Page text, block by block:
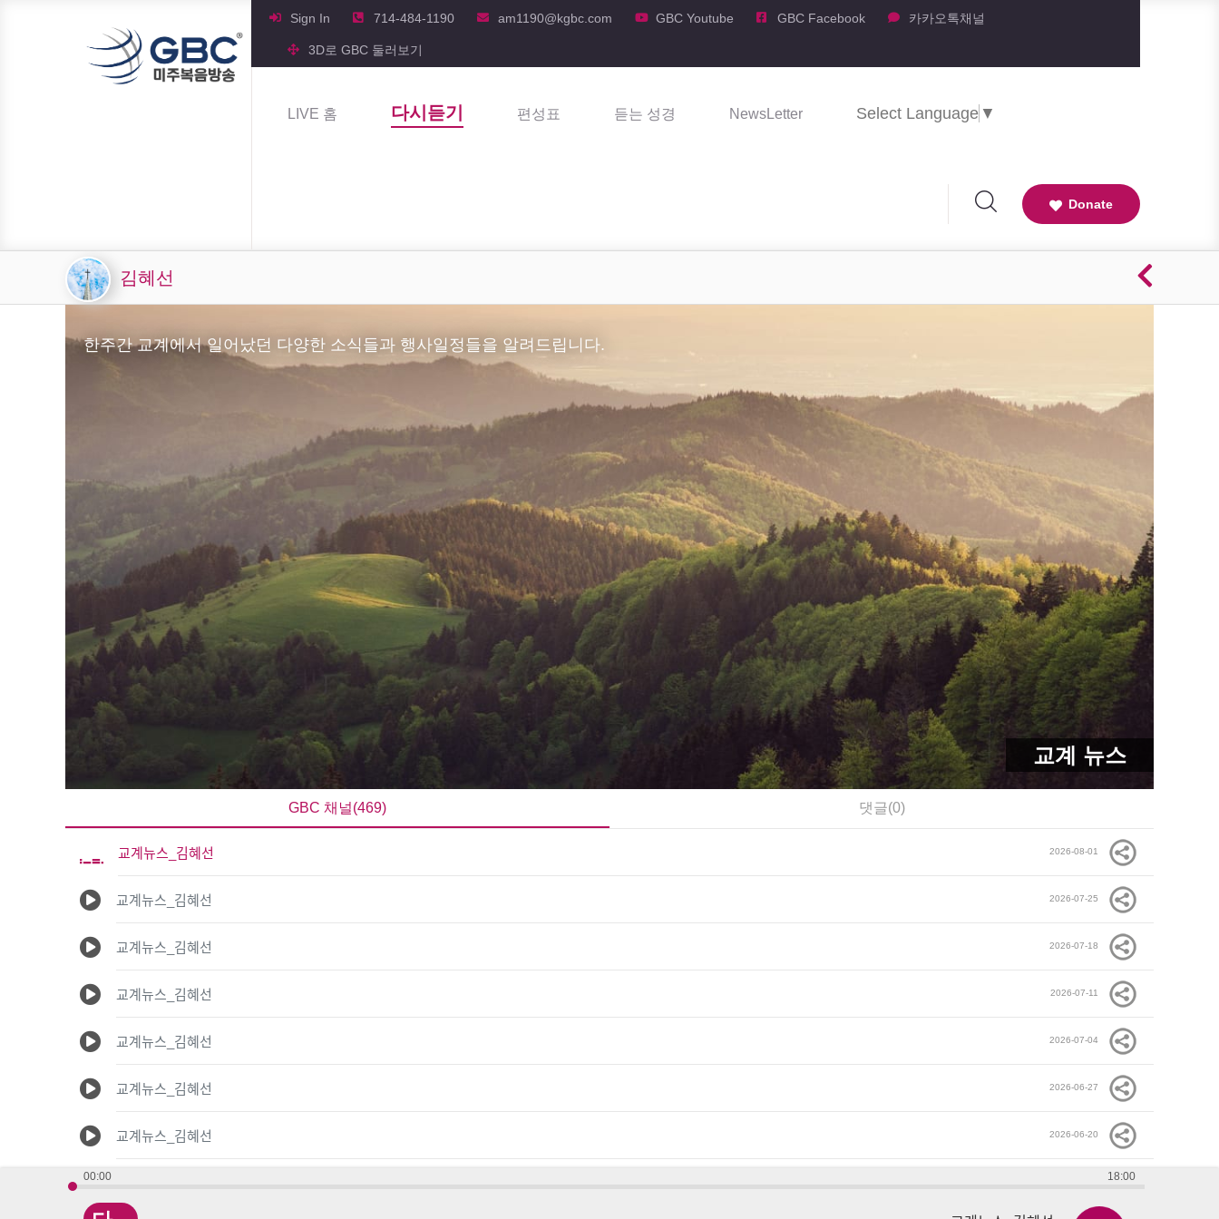
Sign In 714-484-1190 am1190@kgbc.com GBC Youtube GBC Facebook 카카오톡채널
3D로 GBC 둘러보기
LIVE 홈 다시듣기 편성표 듣는 성경 NewsLetter Select Language ▼
Donate
00:00 18:00
김혜선
교계 뉴스
한주간 교계에서 일어났던 다양한 소식들과 행사일정들을 알려드립니다.
GBC 채널(469) 댓글(0)
교계뉴스_김혜선 2026-08-01
교계뉴스_김혜선 2026-07-25
교계뉴스_김혜선 2026-07-18
교계뉴스_김혜선 2026-07-11
교계뉴스_김혜선 2026-07-04
교계뉴스_김혜선 2026-06-27
교계뉴스_김혜선 2026-06-20